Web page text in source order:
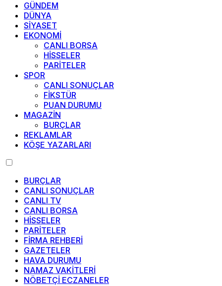
GÜNDEM
DÜNYA
SİYASET
EKONOMİ
CANLI BORSA
HİSSELER
PARİTELER
SPOR
CANLI SONUÇLAR
FİKSTÜR
PUAN DURUMU
MAGAZİN
BURÇLAR
REKLAMLAR
KÖŞE YAZARLARI
BURÇLAR
CANLI SONUÇLAR
CANLI TV
CANLI BORSA
HİSSELER
PARİTELER
FİRMA REHBERİ
GAZETELER
HAVA DURUMU
NAMAZ VAKİTLERİ
NÖBETÇİ ECZANELER